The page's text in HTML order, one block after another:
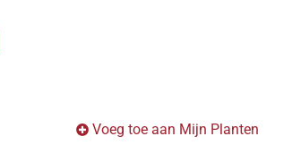
Voeg toe aan Mijn Planten